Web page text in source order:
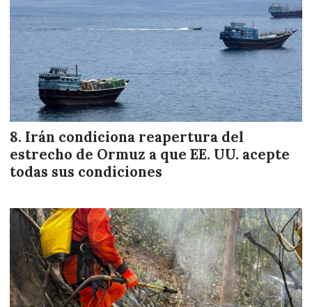
Irán condiciona reapertura del
estrecho de Ormuz a que EE. UU. acepte
todas sus condiciones